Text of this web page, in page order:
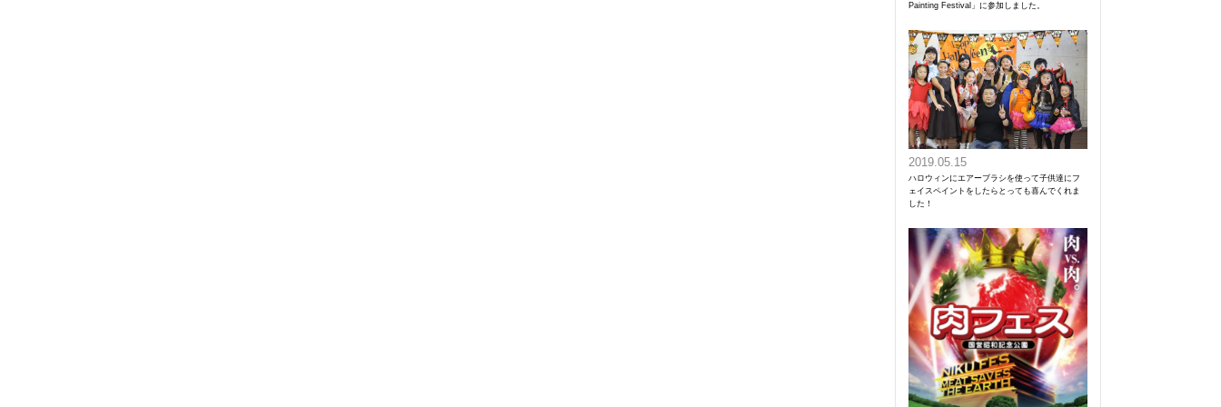
Painting Festival」に参加しました。
2019.05.15
ハロウィンにエアーブラシを使って子供達にフ
ェイスペイントをしたらとっても喜んでくれま
した！